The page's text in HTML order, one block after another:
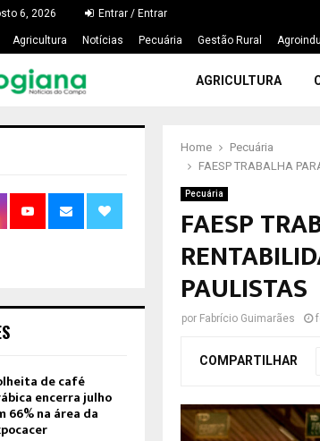
6, 2026 Entrar / Entrar
Agricultura Notícias Pecuária Gestão Rural
AGRICULTURA
Home
Pecuária
FAESP TRABALHA
Pecuária
FAESP
PAULISTAS
por Fabrício Guimarães
COMPARTILHAR
de café
encerra julho
66% na área da